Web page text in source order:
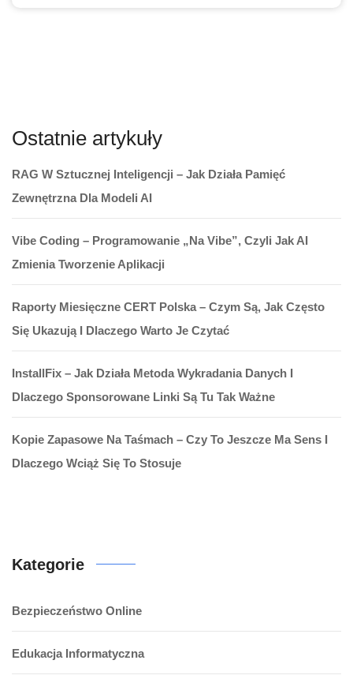
Ostatnie artykuły
RAG W Sztucznej Inteligencji – Jak Działa Pamięć
Zewnętrzna Dla Modeli AI
Vibe Coding – Programowanie „na Vibe”, Czyli Jak AI
Zmienia Tworzenie Aplikacji
Raporty Miesięczne CERT Polska – Czym Są, Jak Często
Się Ukazują I Dlaczego Warto Je Czytać
InstallFix – Jak Działa Metoda Wykradania Danych I
Dlaczego Sponsorowane Linki Są Tu Tak Ważne
Kopie Zapasowe Na Taśmach – Czy To Jeszcze Ma Sens I
Dlaczego Wciąż Się To Stosuje
Kategorie
Bezpieczeństwo Online
Edukacja Informatyczna